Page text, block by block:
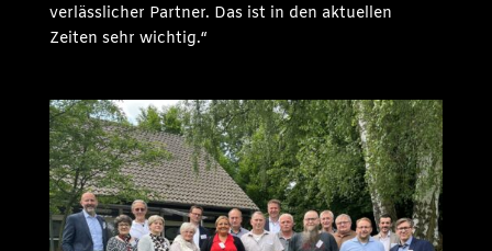
verlässlicher Partner. Das ist in den aktuellen
Zeiten sehr wichtig.“